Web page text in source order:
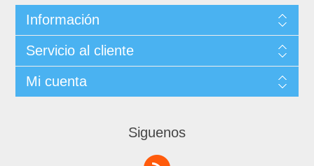
Información
Servicio al cliente
Mi cuenta
Siguenos